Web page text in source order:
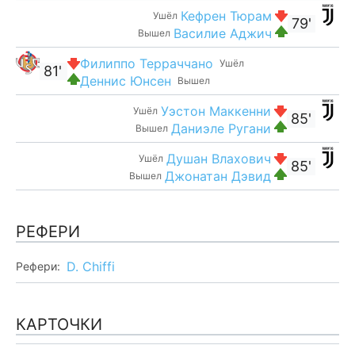
79'
Ушёл Кефрен Тюрам
Вышел Василие Аджич
Ушёл
Филиппо Терраччано
Вышел
Деннис Юнсен
81'
85'
Ушёл Уэстон Маккенни
Вышел Даниэле Ругани
85'
Ушёл Душан Влахович
Вышел Джонатан Дэвид
РЕФЕРИ
Рефери: D. Chiffi
КАРТОЧКИ